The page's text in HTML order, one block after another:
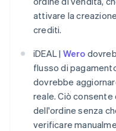
attivare la
crediti.
iDEAL | Wero
flusso di
dovrebbe
reale. Ciò
dell'ordine senza
verificare